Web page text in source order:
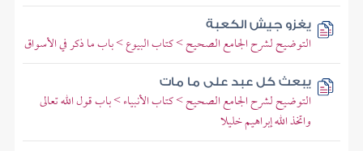
يغزو جيش الكعبة
التوضيح لشرح الجامع الصحيح > كتاب البيوع > باب ما ذكر في الأسواق
يبعث كل عبد على ما مات
التوضيح لشرح الجامع الصحيح > كتاب الأنبياء > باب قول الله تعالى
واتخذ الله إبراهيم خليلا